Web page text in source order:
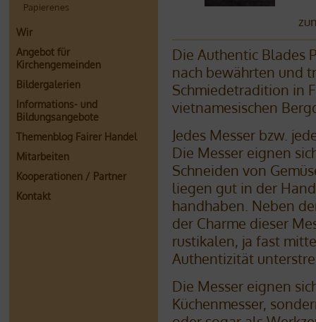
Papierenes
Wir
Angebot für
Kirchengemeinden
Bildergalerien
Informations- und
Bildungsangebote
Themenblog Fairer Handel
Mitarbeiten
Kooperationen / Partner
Kontakt
Die Authentic Blades
nach bewährten und
Schmiedetradition in
vietnamesischen
Jedes Messer bzw.
Die Messer eignen
Schneiden von
liegen gut in der
handhaben. Neben
der Charme dieser
rustikalen, ja fast
Authentizität
Die Messer eignen
Küchenmesser,